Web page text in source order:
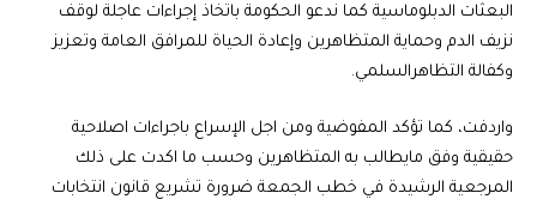
البعثات الدبلوماسية كما ندعو الحكومة باتخاذ إجراءات عاجلة لوقف
نزيف الدم وحماية المتظاهرين وإعادة الحياة للمرافق العامة وتعزيز
وكفالة التظاهرالسلمي.
واردفت، كما تؤكد المفوضية ومن اجل الإسراع باجراءات اصلاحية
حقيقية وفق مايطالب به المتظاهرين وحسب ما اكدت على ذلك
المرجعية الرشيدة في خطب الجمعة ضرورة تشريع قانون انتخابات